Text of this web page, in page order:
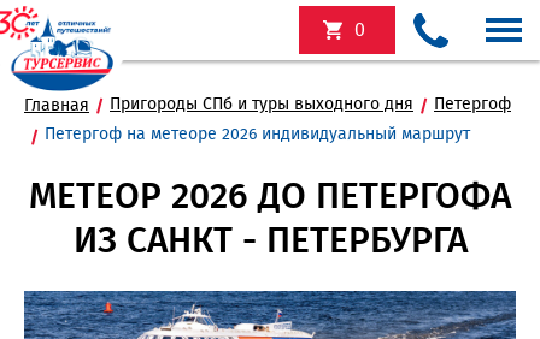
0
Главная Пригороды СПб и туры выходного дня
Петергоф
Петергоф на метеоре 2026 индивидуальный маршрут
МЕТЕОР 2026 ДО ПЕТЕРГОФА
ИЗ САНКТ - ПЕТЕРБУРГА